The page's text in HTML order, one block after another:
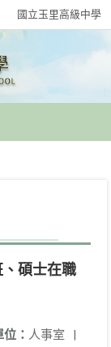
國立玉里高級中學
碩士在職
： 人事室 |